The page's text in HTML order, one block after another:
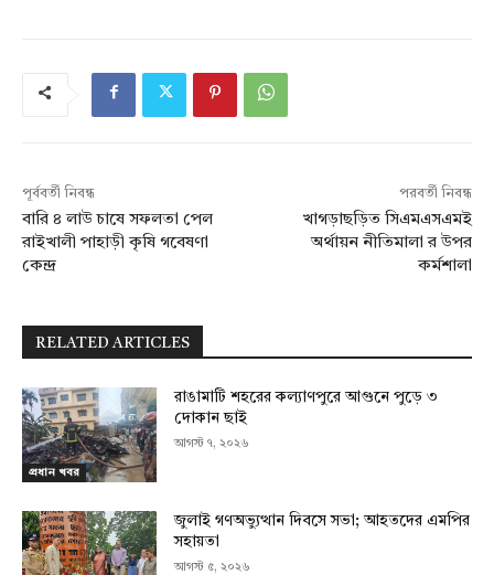
পূর্ববর্তী নিবন্ধ
বারি ৪ লাউ চাষে সফলতা পেল
রাইখালী পাহাড়ী কৃষি গবেষণা
কেন্দ্র
পরবর্তী নিবন্ধ
খাগড়াছড়িত সিএমএসএমই
অর্থায়ন নীতিমালা র উপর
কর্মশালা
RELATED ARTICLES
প্রধান খবর
রাঙামাটি শহরের কল্যাণপুরে আগুনে পুড়ে ৩
দোকান ছাই
আগস্ট ৭, ২০২৬
জুলাই গণঅভ্যুত্থান দিবসে সভা; আহতদের এমপির
সহায়তা
আগস্ট ৫, ২০২৬